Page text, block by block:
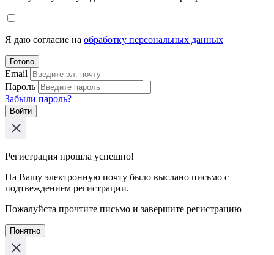
Я даю согласие на обработку персональных данных
Готово
Email
Пароль
Забыли пароль?
Войти
Регистрация прошла успешно!
На Вашу электронную почту было выслано письмо с
подтвеждением регистрации.
Пожалуйста прочтите письмо и завершите регистрацию
Понятно